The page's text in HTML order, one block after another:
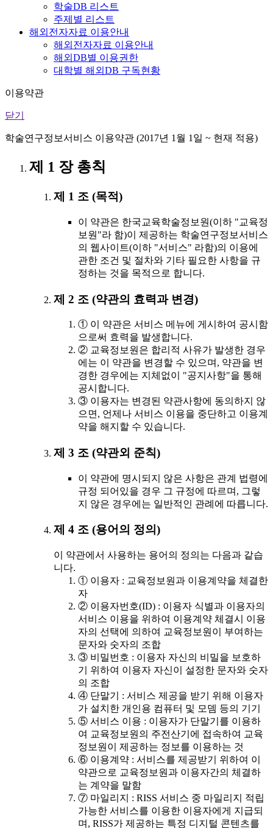
학술DB 리스트
주제별 리스트
해외전자자료 이용안내
해외전자자료 이용안내
해외DB별 이용권한
대학별 해외DB 구독현황
이용약관
닫기
학술연구정보서비스 이용약관 (2017년 1월 1일 ~ 현재 적용)
제 1 장 총칙
제 1 조 (목적)
이 약관은 한국교육학술정보원(이하 "교육정
보원"라 함)이 제공하는 학술연구정보서비스
의 웹사이트(이하 "서비스" 라함)의 이용에
관한 조건 및 절차와 기타 필요한 사항을 규
정하는 것을 목적으로 합니다.
제 2 조 (약관의 효력과 변경)
① 이 약관은 서비스 메뉴에 게시하여 공시함
으로써 효력을 발생합니다.
② 교육정보원은 합리적 사유가 발생한 경우
에는 이 약관을 변경할 수 있으며, 약관을 변
경한 경우에는 지체없이 "공지사항"을 통해
공시합니다.
③ 이용자는 변경된 약관사항에 동의하지 않
으면, 언제나 서비스 이용을 중단하고 이용계
약을 해지할 수 있습니다.
제 3 조 (약관외 준칙)
이 약관에 명시되지 않은 사항은 관계 법령에
규정 되어있을 경우 그 규정에 따르며, 그렇
지 않은 경우에는 일반적인 관례에 따릅니다.
제 4 조 (용어의 정의)
이 약관에서 사용하는 용어의 정의는 다음과 같습
니다.
① 이용자 : 교육정보원과 이용계약을 체결한
자
② 이용자번호(ID) : 이용자 식별과 이용자의
서비스 이용을 위하여 이용계약 체결시 이용
자의 선택에 의하여 교육정보원이 부여하는
문자와 숫자의 조합
③ 비밀번호 : 이용자 자신의 비밀을 보호하
기 위하여 이용자 자신이 설정한 문자와 숫자
의 조합
④ 단말기 : 서비스 제공을 받기 위해 이용자
가 설치한 개인용 컴퓨터 및 모뎀 등의 기기
⑤ 서비스 이용 : 이용자가 단말기를 이용하
여 교육정보원의 주전산기에 접속하여 교육
정보원이 제공하는 정보를 이용하는 것
⑥ 이용계약 : 서비스를 제공받기 위하여 이
약관으로 교육정보원과 이용자간의 체결하
는 계약을 말함
⑦ 마일리지 : RISS 서비스 중 마일리지 적립
가능한 서비스를 이용한 이용자에게 지급되
며, RISS가 제공하는 특정 디지털 콘텐츠를